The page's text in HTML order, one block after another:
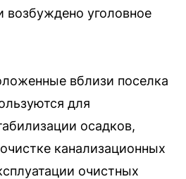
возбуждено уголовное
вблизи поселка
для
осадков,
канализационных
очистных